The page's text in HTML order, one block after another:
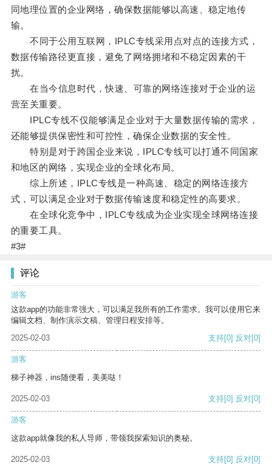
同地理位置的企业网络，确保数据能够以高速、稳定地传
输。
不同于公用互联网，IPLC专线采用点对点的连接方式，
数据传输路径更直接，避免了网络拥堵和不稳定因素的干
扰。
在当今信息时代，快速、可靠的网络连接对于企业的运
营至关重要。
IPLC专线不仅能够满足企业对于大量数据传输的需求，
还能够提供保密性和可控性，确保企业数据的安全性。
特别是对于跨国企业来说，IPLC专线可以打通不同国家
和地区的网络，实现企业的全球化布局。
综上所述，IPLC专线是一种高速、稳定的网络连接方
式，可以满足企业对于数据传输速度和稳定性的高要求。
在全球化竞争中，IPLC专线成为企业实现全球网络连接
的重要工具。
#3#
评论
游客
这款app的功能非常强大，可以满足我所有的工作需求。我可以使用它来
编辑文档、制作演示文稿、管理日程安排等。
2025-02-03
支持[0] 反对[0]
游客
梯子神器，ins随便看，美美哒！
2025-02-03 支持[0] 反对[0]
游客
这款app就像我的私人导师，带领我探索知识的奥秘。
2025-02-03 支持[0] 反对[0]